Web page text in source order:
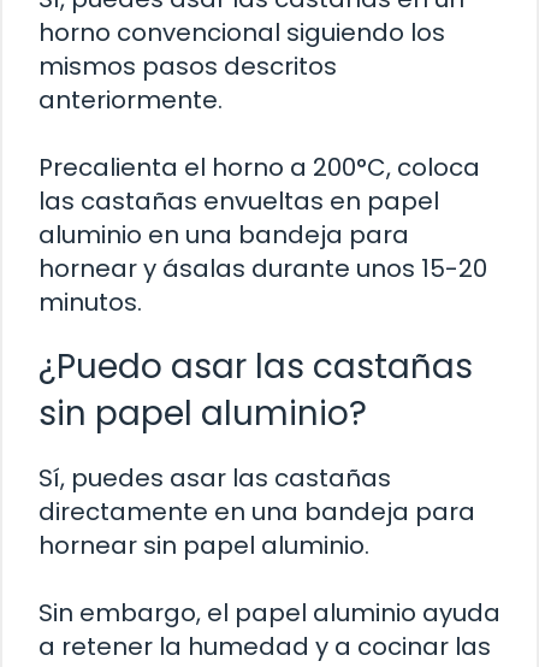
horno convencional siguiendo los
mismos pasos descritos
anteriormente.
Precalienta el horno a 200°C, coloca
las castañas envueltas en papel
aluminio en una bandeja para
hornear y ásalas durante unos 15-20
minutos.
¿Puedo asar las castañas
sin papel aluminio?
Sí, puedes asar las castañas
directamente en una bandeja para
hornear sin papel aluminio.
Sin embargo, el papel aluminio ayuda
a retener la humedad y a cocinar las